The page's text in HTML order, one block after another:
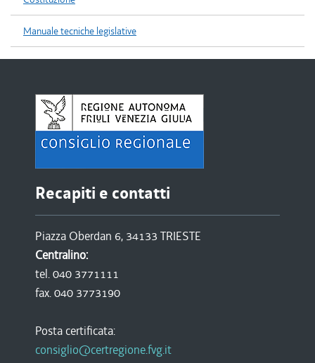
Manuale tecniche legislative
Recapiti e contatti
Piazza Oberdan 6, 34133 TRIESTE
Centralino:
tel. 040 3771111
fax. 040 3773190
Posta certificata:
consiglio@certregione.fvg.it